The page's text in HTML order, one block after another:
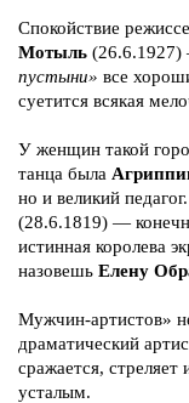
Спокойствие
Мотыль (26.6.1927)
пустыни» все
суетится всякая
У женщин такой
танца была
но и великий
(28.6.1819) —
истинная королева
назовешь Елену
Мужчин-артистов»
драматический
сражается,
усталым.